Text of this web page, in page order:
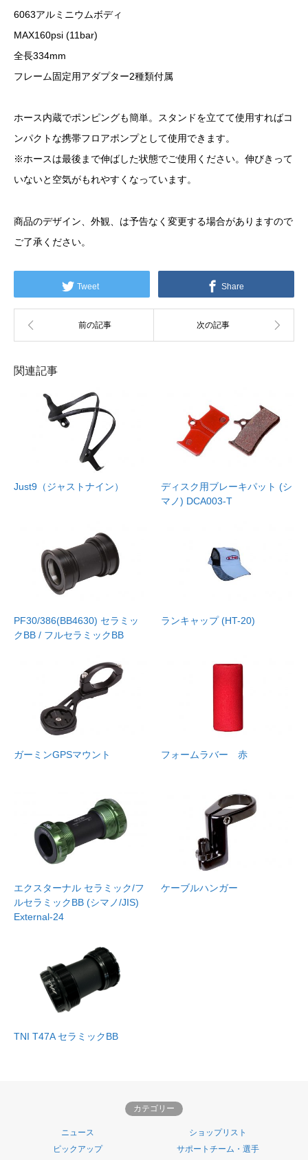
6063アルミニウムボディ
MAX160psi (11bar)
全長334mm
フレーム固定用アダプター2種類付属
ホース内蔵でポンピングも簡単。スタンドを立てて使用すればコ
ンパクトな携帯フロアポンプとして使用できます。
※ホースは最後まで伸ばした状態でご使用ください。伸びきって
いないと空気がもれやすくなっています。
商品のデザイン、外観、は予告なく変更する場合がありますので
ご了承ください。
Tweet Share
関連記事
Just9（ジャストナイン）
ディスク用ブレーキパット (シ
マノ) DCA003-T
PF30/386(BB4630) セラミッ
クBB / フルセラミックBB
ランキャップ (HT-20)
ガーミンGPSマウント フォームラバー 赤
エクスターナル セラミック/フ
ルセラミックBB (シマノ/JIS)
External-24
ケーブルハンガー
TNI T47A セラミックBB
カテゴリー
ニュース
ショップリスト
ピックアップ
サポートチーム・選手